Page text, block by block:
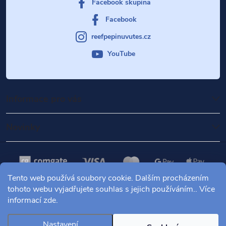
Tento web používá soubory cookie. Dalším procházením
tohoto webu vyjadřujete souhlas s jejich používáním.. Více
informacízde.
Facebook skupina
Facebook
reefpepinuvutes.cz
YouTube
Copyright 2026
vyhrazena.